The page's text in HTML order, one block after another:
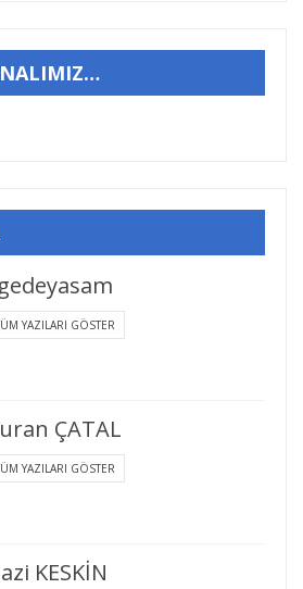
YAZILARI GÖSTER
ÇATAL
YAZILARI GÖSTER
KESKİN